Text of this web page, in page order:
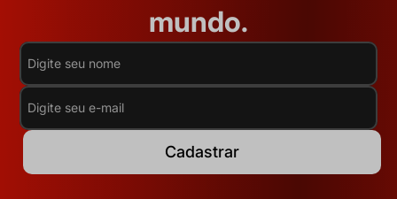
mundo.
Cadastrar